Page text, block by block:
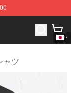
Merchandise
ャツ